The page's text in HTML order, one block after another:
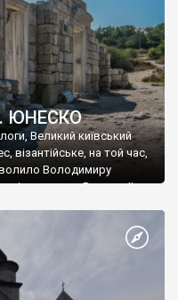
ЮНЕСКО
Великий київський
візантійське, на той час,
Володимиру
імператору Василю ІІ, та
Василем-християнином.
Херсонесу Таврійського